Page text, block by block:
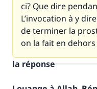
ci? Que dire
L’invocation à y
de terminer la
on la fait en
la réponse